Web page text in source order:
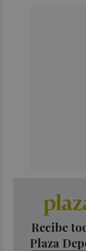
Recibe
Plaza